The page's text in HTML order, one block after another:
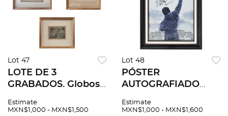
Lot 47
LOTE DE 3
GRABADOS. Globos
Medidas variables.
Estimate
MXN$1,000 - MXN$1,500
Lot 48
PÓSTER
AUTOGRAFIADO
STALLONE. Rocky
Estimate
MXN$1,000 - MXN$1,600